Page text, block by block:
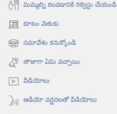
మిమ్మల్ని కలవడానికి రిక్వెస్టు చేయండి
కూటం వెతుకు
(కొత్త
విండో
ఓపెన్‌
అవుతుంది)
సమావేశం కనుక్కోండి
(కొత్త
విండో
ఓపెన్‌
అవుతుంది)
తాజాగా ఏమి వచ్చాయి
వీడియోలు
ఆడియో వర్ణనలతో వీడియోలు